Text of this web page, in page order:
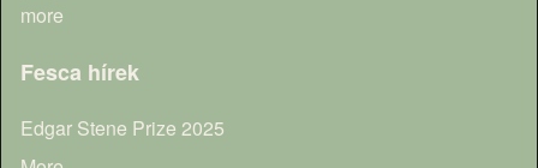
more
Fesca hírek
Edgar Stene Prize 2025